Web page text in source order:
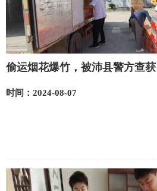
偷运烟花爆竹，被沛县警方查获
时间：2024-08-07